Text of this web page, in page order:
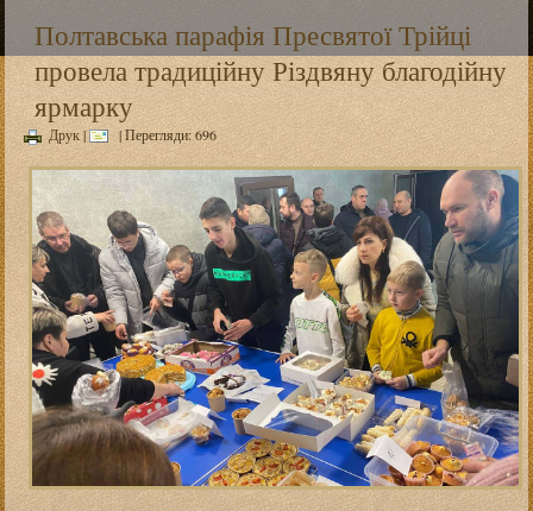
Полтавська парафія Пресвятої Трійці
провела традиційну Різдвяну благодійну
ярмарку
Друк| | Перегляди: 696